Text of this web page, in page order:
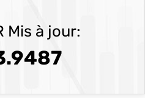
Mis à jour: